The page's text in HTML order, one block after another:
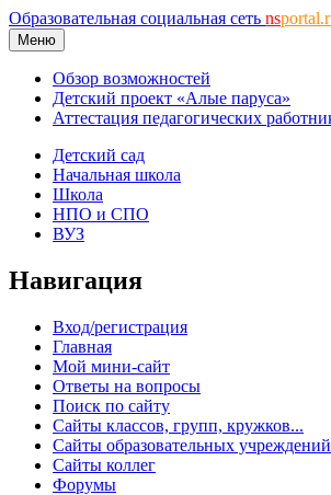
Образовательная социальная сеть ns
Меню
Обзор возможностей
Детский проект «Алые паруса»
Аттестация педагогических
Детский сад
Начальная школа
Школа
НПО и СПО
ВУЗ
Навигация
Вход/регистрация
Главная
Мой мини-сайт
Ответы на вопросы
Поиск по сайту
Сайты классов, групп, кружков...
Сайты образовательных учреждений
Сайты коллег
Форумы